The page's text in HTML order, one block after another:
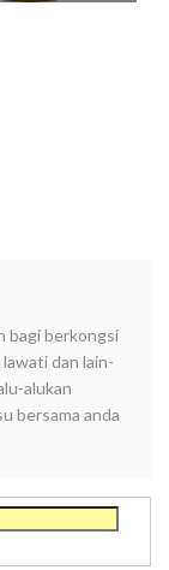
Pertama
bagi berkongsi
dan lain-
alukan
bersama anda